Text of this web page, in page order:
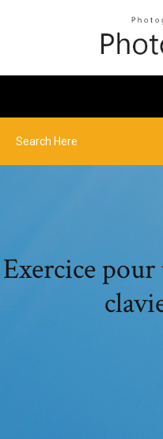
Exercice